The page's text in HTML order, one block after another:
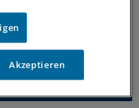
Akzeptieren